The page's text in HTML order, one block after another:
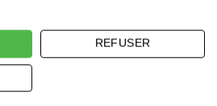
REFUSER